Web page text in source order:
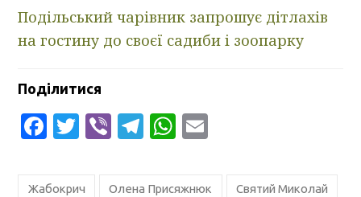
Подільський чарівник запрошує дітлахів
на гостину до своєї садиби і зоопарку
Поділитися
Facebook
Twitter
ViberTelegram
WhatsApp
Жабокрич Олена Присяжнюк Святий Миколай